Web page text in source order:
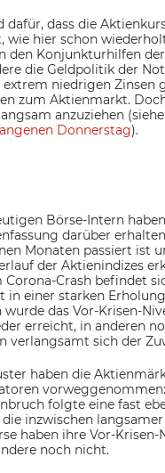
dafür, dass die
wie hier schon
den Konjunkturhilfen
die Geldpolitik der
extrem niedrigen Zinsen
zum Aktienmarkt.
anzuziehen (siehe
Donnerstag).
Börse-Intern
darüber
Monaten passiert ist
der Aktienindizes
Corona-Crash befindet
in einer starken
wurde das Vor-Krisen-
erreicht, in anderen
verlangsamt sich der
haben die
folgte eine fast
inzwischen
haben ihre Vor-Krisen-
noch nicht.